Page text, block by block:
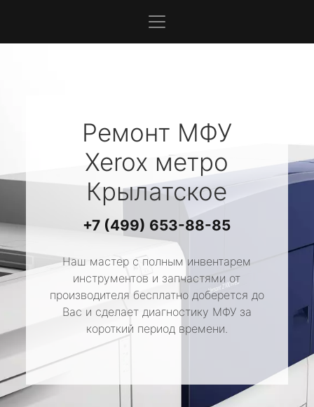
Ремонт МФУ
Xerox метро
Крылатское
+7 (499) 653-88-85
Наш мастер с полным инвентарем
инструментов и запчастями от
производителя бесплатно доберется до
Вас и сделает диагностику МФУ за
короткий период времени.